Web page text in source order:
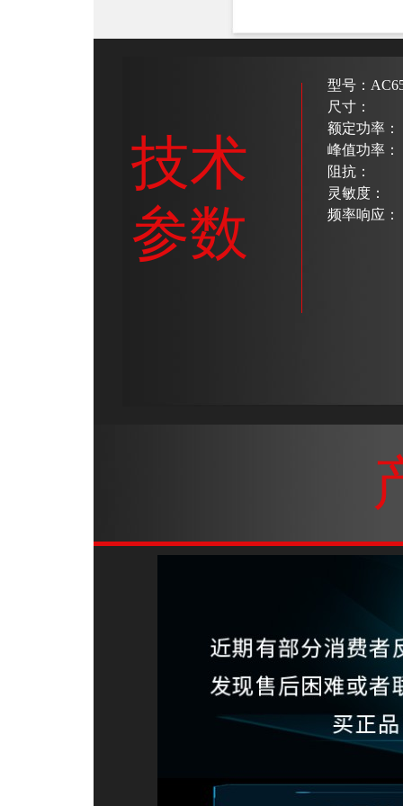
技术
参数
型号：
尺寸：
额定功率：
峰值功率：
阻抗：
灵敏度：
频率响应：